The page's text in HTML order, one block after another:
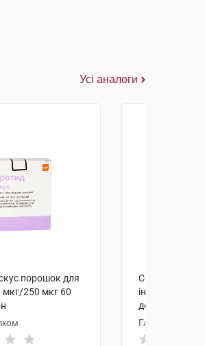
Усі аналоги
порошок для
мкг/250 мкг 60
Серетид
інгаляцій 50
доз 1 флакон
Глаксо